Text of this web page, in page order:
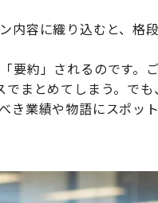
内容に織り込むと、格
要約」されるのです。
まとめてしまう。で
き業績や物語にスポッ